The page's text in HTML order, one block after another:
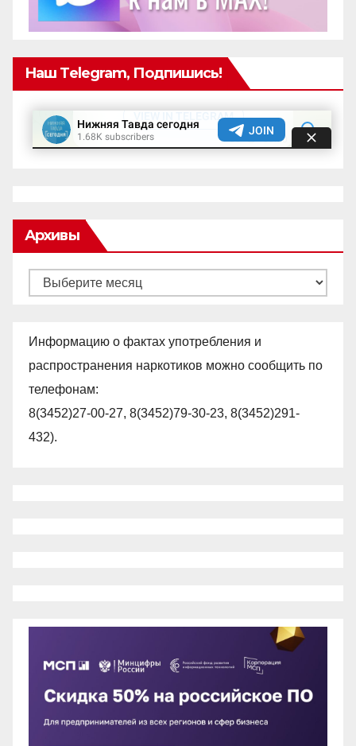
Наш Telegram, Подпишись!
Архивы
Архивы
Информацию о фактах употребления и
распространения наркотиков можно сообщить по
телефонам:
8(3452)27-00-27, 8(3452)79-30-23, 8(3452)291-
432).